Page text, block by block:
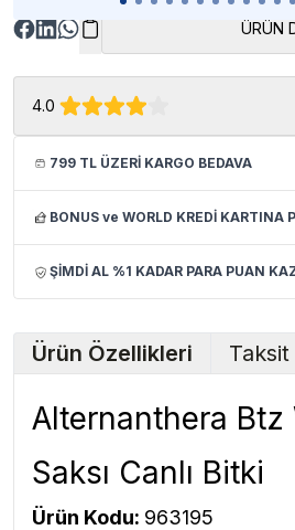
ÜRÜN
4.0
799 TL ÜZERİ KARGO BEDAVA
BONUS ve WORLD KREDİ KARTINA
ŞİMDİ AL %1 KADAR PARA PUAN
Ürün Özellikleri
Alternanthera Btz
Saksı Canlı Bitki
Ürün Kodu: 963195